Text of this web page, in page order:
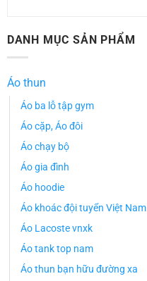
DANH MỤC SẢN PHẨM
Áo thun
Áo ba lỗ tập gym
Áo cặp, Áo đôi
Áo chạy bộ
Áo gia đình
Áo hoodie
Áo khoác đội tuyển Việt Nam
Áo Lacoste vnxk
Áo tank top nam
Áo thun bạn hữu đường xa